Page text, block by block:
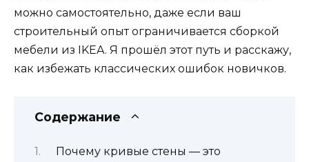
можно самостоятельно, даже если ваш
строительный опыт ограничивается сборкой
мебели из IKEA. Я прошёл этот путь и расскажу,
как избежать классических ошибок новичков.
Содержание
Почему кривые стены — это